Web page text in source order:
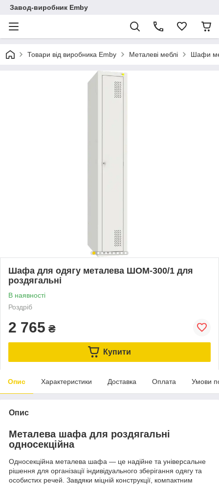
Завод-виробник Emby
Товари від виробника Emby Металеві меблі Шафи
Шафа для одягу металева ШОМ-300/1 для
роздягальні
В наявності
Роздріб
2 765 ₴
Купити
Опис Характеристики Доставка Оплата Умови
Опис
Металевa шафa для роздягальні
односекційна
Односекційна металева шафа — це надійне та універсальне
рішення для організації індивідуального зберігання одягу та
особистих речей. Завдяки міцній конструкції, компактним